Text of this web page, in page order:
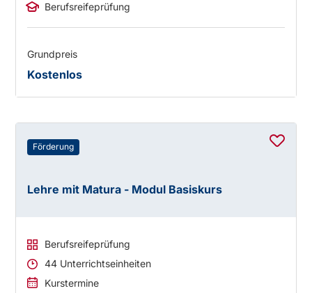
Berufsreifeprüfung
Grundpreis
Kostenlos
Förderung
Lehre mit Matura - Modul Basiskurs
Berufsreifeprüfung
44 Unterrichtseinheiten
Kurstermine